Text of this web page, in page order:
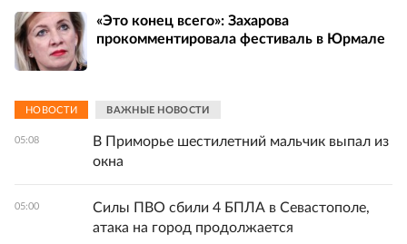
«Это конец всего»: Захарова
прокомментировала фестиваль в Юрмале
НОВОСТИ ВАЖНЫЕ НОВОСТИ
05:08
В Приморье шестилетний мальчик выпал из
окна
05:00
Силы ПВО сбили 4 БПЛА в Севастополе,
атака на город продолжается